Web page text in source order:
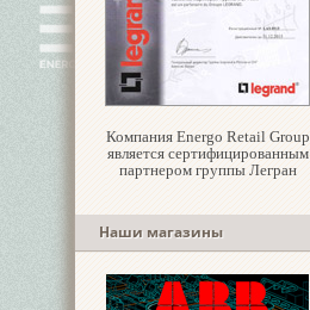
Компания Energo Retail Group
является сертифицированным
партнером группы Легран
Наши магазины